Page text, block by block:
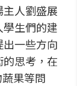
人劉盛展
生們的建
一些方向
思考，在
果等問